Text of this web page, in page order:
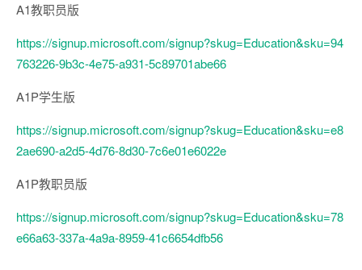
A1教职员版
https://signup.microsoft.com/signup?skug=Education&sku=94
763226-9b3c-4e75-a931-5c89701abe66
A1P学生版
https://signup.microsoft.com/signup?skug=Education&sku=e8
2ae690-a2d5-4d76-8d30-7c6e01e6022e
A1P教职员版
https://signup.microsoft.com/signup?skug=Education&sku=78
e66a63-337a-4a9a-8959-41c6654dfb56